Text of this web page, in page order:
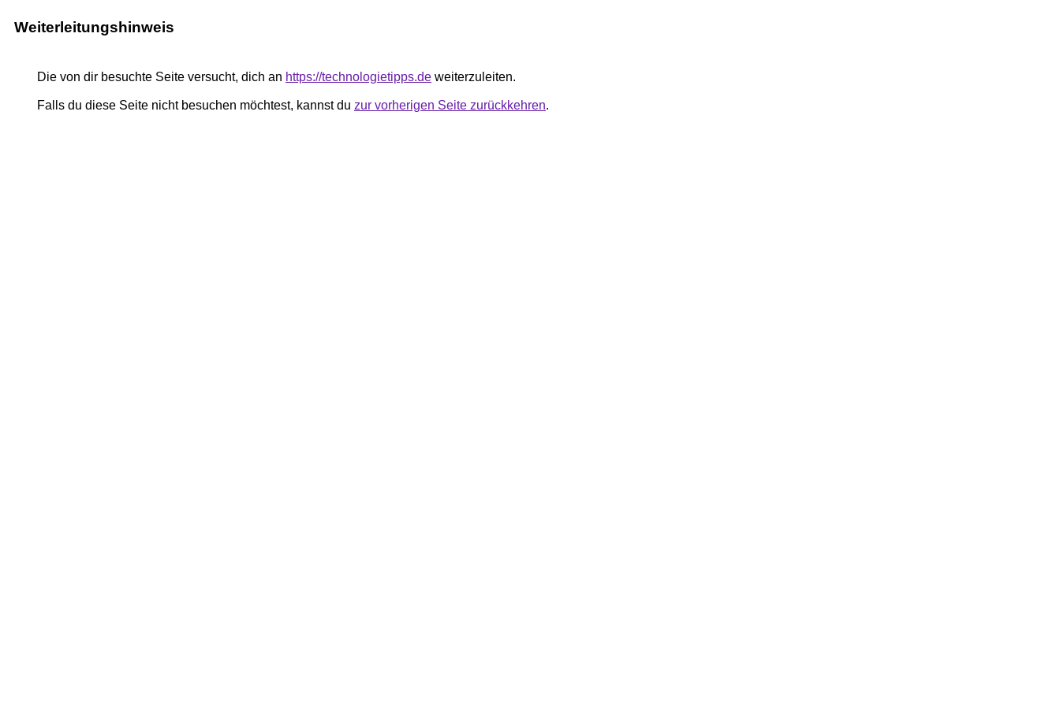
Weiterleitungshinweis
Die von dir besuchte Seite versucht, dich an https://technologietipps.de weiterzuleiten.
Falls du diese Seite nicht besuchen möchtest, kannst du zur vorherigen Seite zurückkehren.